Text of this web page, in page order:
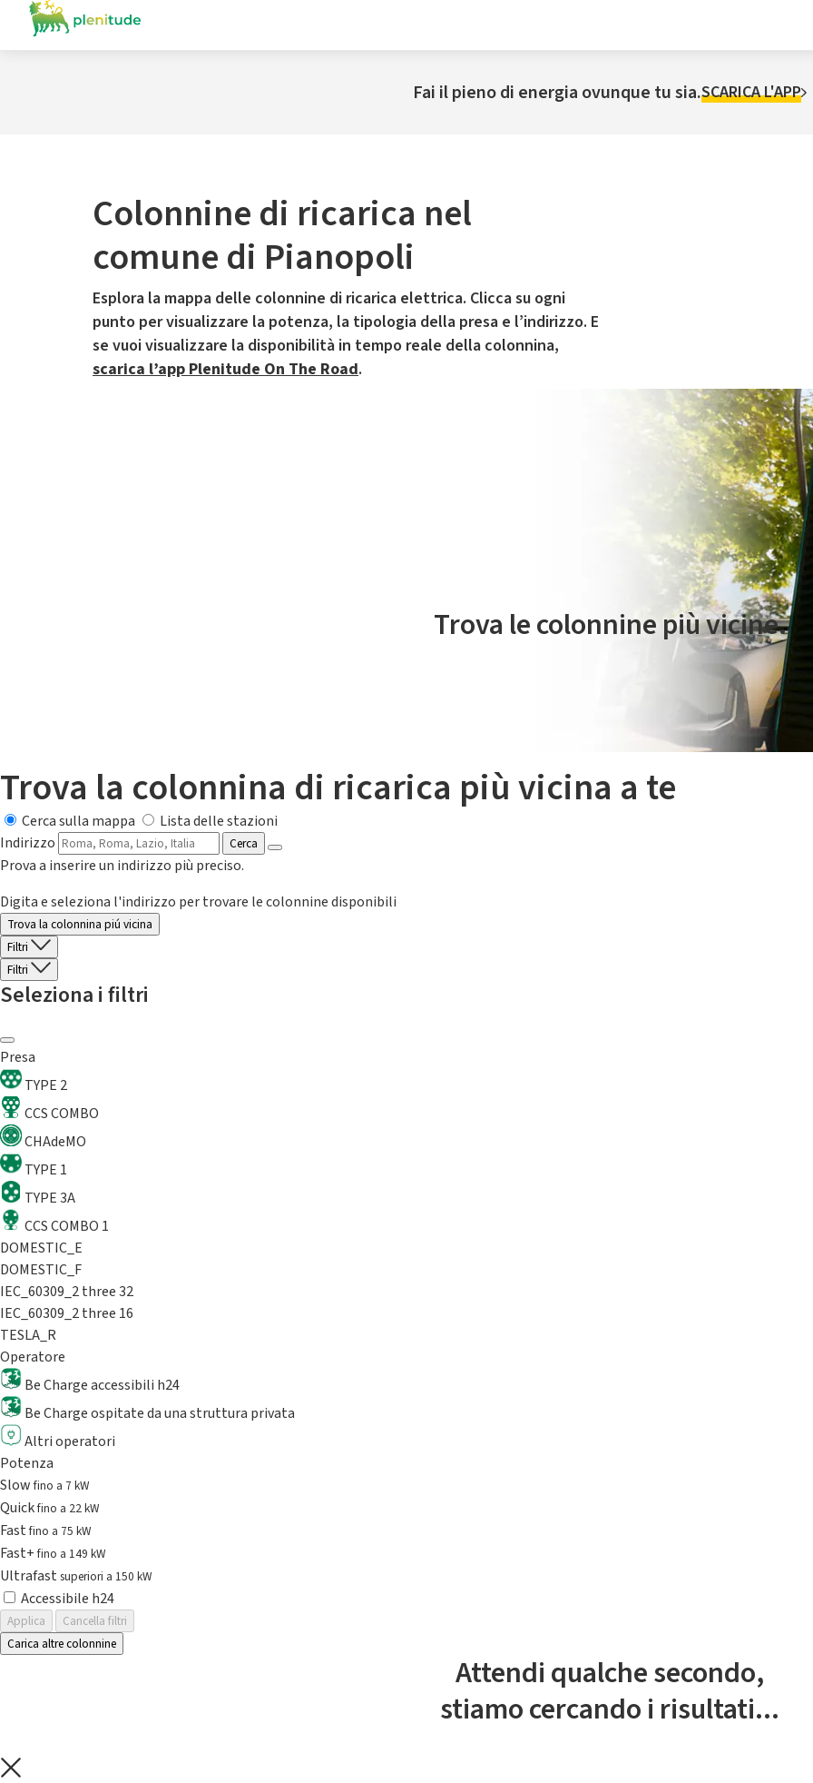
Fai il pieno di energia ovunque tu sia.SCARICA L'APP
Colonnine di ricarica nel
comune di Pianopoli
Esplora la mappa delle colonnine di ricarica elettrica. Clicca su ogni
punto per visualizzare la potenza, la tipologia della presa e l’indirizzo. E
se vuoi visualizzare la disponibilità in tempo reale della colonnina,
scarica l’app Plenitude On The Road.
Il servizio di mobilità elettrica è gestito da Plenitude On The Road
Trova le colonnine più vicine.
Trova la colonnina di ricarica più vicina a te
Cerca sulla mappa
Lista delle stazioni
Indirizzo
Cerca
Prova a inserire un indirizzo più preciso.
Digita e seleziona l'indirizzo per trovare le colonnine disponibili
Trova la colonnina piú vicina
Filtri
Filtri
Seleziona i filtri
Presa
TYPE 2
CCS COMBO
CHAdeMO
TYPE 1
TYPE 3A
CCS COMBO 1
DOMESTIC_E
DOMESTIC_F
IEC_60309_2 three 32
IEC_60309_2 three 16
TESLA_R
Operatore
Be Charge accessibili h24
Be Charge ospitate da una struttura privata
Altri operatori
Potenza
Slowfino a 7 kW
Quickfino a 22 kW
Fastfino a 75 kW
Fast+fino a 149 kW
Ultrafast superiori a 150 kW
Accessibile h24
Applica
Cancella filtri
Carica altre colonnine
Attendi qualche secondo,
stiamo cercando i risultati...